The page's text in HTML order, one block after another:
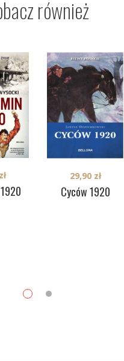
również
zł
Cyców 1920
29,90 zł